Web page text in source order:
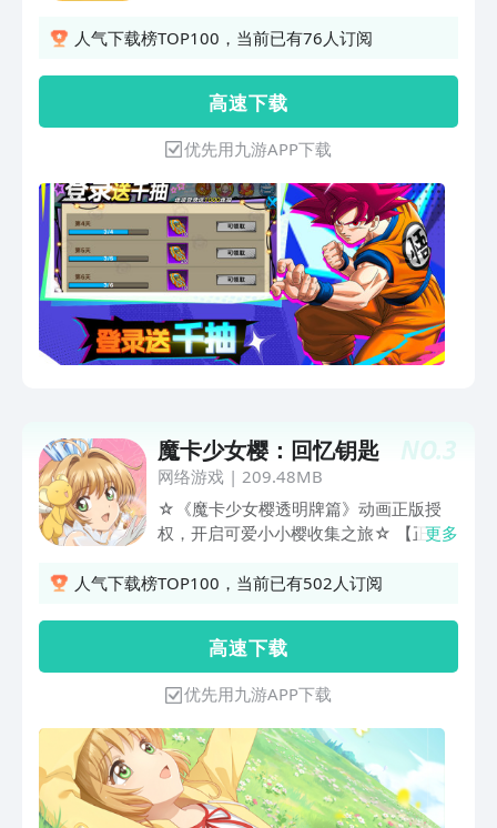
世界；全屏爆燃的3D必杀技，全自动自
活搭配，结合策略头脑风暴，更有天下第
一武道会、银河争霸赛、巅峰对决赛亚人
变身、召唤神龙等创新玩法，快来一起感
受龙珠战士现实对战的全新体验，开启属
于你的冒险新篇章！
人气下载榜TOP100，当前已有76人订阅
高 速 下 载
优先用九游APP下载
NO.3
魔卡少女樱：回忆钥匙
网络游戏| 209.48MB
☆《魔卡少女樱透明牌篇》动画正版授
权，开启可爱小小樱收集之旅☆ 【正版
解锁上百套娃娃造型】 【养成小小樱，
更多
人气下载榜TOP100，当前已有502人订阅
高 速 下 载
优先用九游APP下载